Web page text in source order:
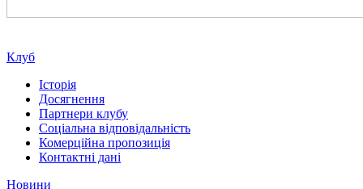
Клуб
Історія
Досягнення
Партнери клубу
Соціальна відповідальність
Комерційна пропозиція
Контактні дані
Новини